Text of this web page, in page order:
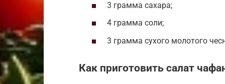
3 грамма сахара;
4 грамма соли;
3 грамма сухого молотого
Как приготовить салат